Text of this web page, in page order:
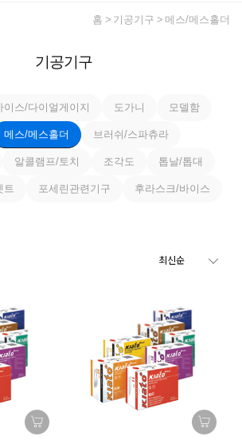
홈 기공기구 메스/메스홀더
기공기구
이스/다이얼게이지 도가니 모델함
메스/메스홀더 브러쉬/스파츄라
알콜램프/토치 조각도 톱날/톱대
트 포세린관련기구 후라스크/바이스